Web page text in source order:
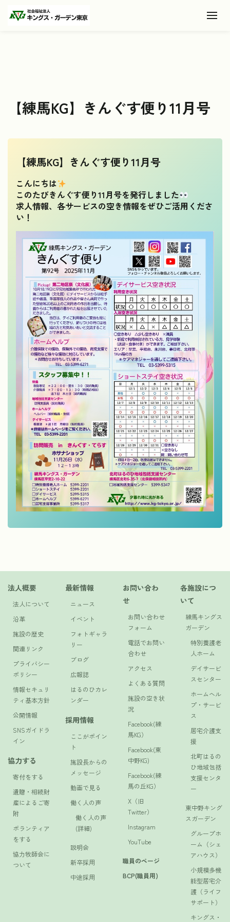
【練馬KG】きんぐす便り11月号
【練馬KG】きんぐす便り11月号
こんにちは
このたびきんぐす便り11月号を発行しました
求人情報、各サービスの空き情報をぜひご活用くださ
い！
法人概要
法人について
沿革
施設の歴史
関連リンク
プライバシー
ポリシー
情報セキュリ
ティ基本方針
公開情報
SNSガイドラ
イン
協力する
寄付をする
遺贈・相続財
産によるご寄
附
ボランティア
をする
協力牧師会に
ついて
最新情報
ニュース
イベント
フォトギャラ
リー
ブログ
広報誌
はるのひカレ
ンダー
採用情報
ここがポイン
ト
施設長からの
メッセージ
動画で見る
働く人の声
働く人の声
(詳細)
説明会
新卒採用
中途採用
お問い合わ
せ
お問い合わせ
フォーム
電話でお問い
合わせ
アクセス
よくある質問
施設の空き状
況
Facebook(練
馬KG）
Facebook(東
中野KG)
Facebook(練
馬の丘KG）
X（旧
Twitter）
Instagram
YouTube
職員のページ
BCP(職員用)
各施設につ
いて
練馬キングス
ガーデン
特別養護老
人ホーム
デイサービ
スセンター
ホームヘル
プ・サービ
ス
居宅介護支
援
北町はるの
ひ地域包括
支援センタ
ー
東中野キング
スガーデン
グループホ
ーム（シェ
アハウス）
小規模多機
能型居宅介
護（ライフ
サポート）
キングス・